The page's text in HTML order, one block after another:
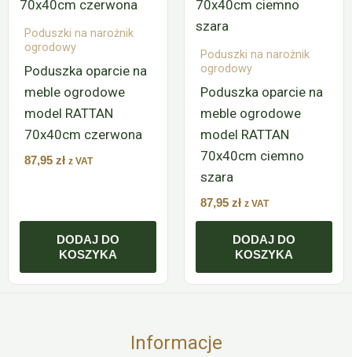
Poduszki na narożnik
ogrodowy
Poduszka oparcie na
meble ogrodowe
model RATTAN
70x40cm czerwona
87,95 zł z VAT
DODAJ DO
KOSZYKA
Poduszki na narożnik
ogrodowy
Poduszka oparcie na
meble ogrodowe
model RATTAN
70x40cm ciemno
szara
87,95 zł z VAT
DODAJ DO
KOSZYKA
Informacje